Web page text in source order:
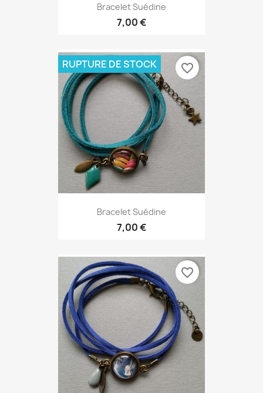
Bracelet Suédine
7,00 €
Bracelet Suédine
7,00 €
RUPTURE DE STOCK favorite_border
favorite_border